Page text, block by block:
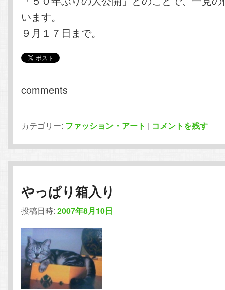
います。
９月１７日まで。
comments
カテゴリー: ファッション・アート | コメントを残す
やっぱり箱入り
投稿日時:2007年8月10日